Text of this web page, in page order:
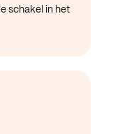
schakel in het